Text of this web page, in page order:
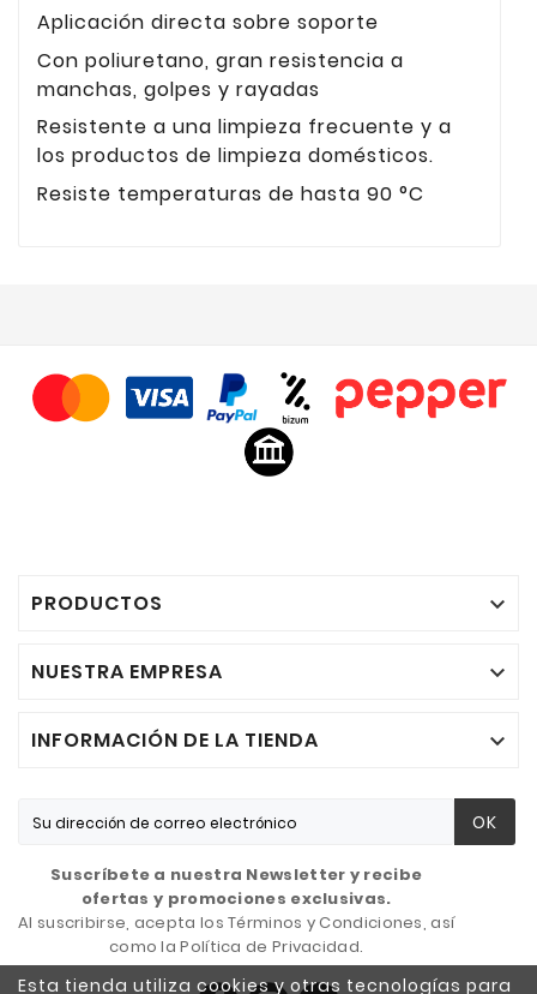
Esta tienda utiliza cookies y otras tecnologías para
Aplicación directa sobre soporte
Con poliuretano, gran resistencia a
manchas, golpes y rayadas
Resistente a una limpieza frecuente y a
los productos de limpieza domésticos.
Resiste temperaturas de hasta 90 °C
PRODUCTOS 
NUESTRA EMPRESA 
INFORMACIÓN DE LA TIENDA 
OK
Suscríbete a nuestra Newsletter y recibe
ofertas y promociones exclusivas.
Al suscribirse, acepta los Términos y Condiciones, así
como la Política de Privacidad.